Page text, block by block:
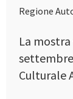
Regione
La
settembre
Culturale